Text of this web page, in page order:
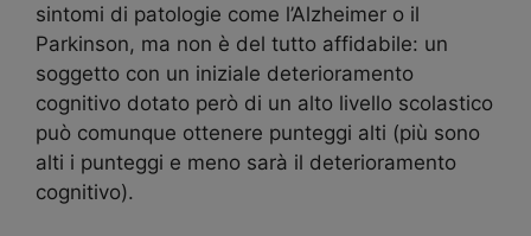
sintomi di patologie come l’Alzheimer o il
Parkinson, ma non è del tutto affidabile: un
soggetto con un iniziale deterioramento
cognitivo dotato però di un alto livello scolastico
può comunque ottenere punteggi alti (più sono
alti i punteggi e meno sarà il deterioramento
cognitivo).